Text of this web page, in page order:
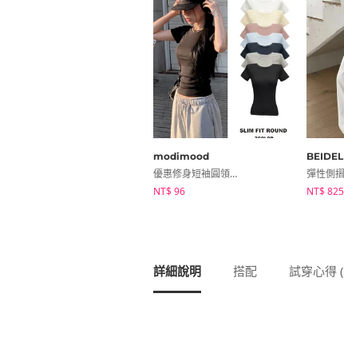
modimood
優惠修身短袖圓領T恤
NT$ 96
彈性側
NT$ 825
詳細說明 搭配 試穿心得 (